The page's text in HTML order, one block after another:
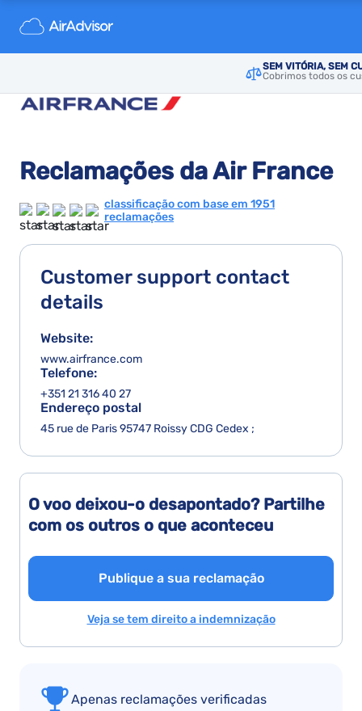
SEM VITÓRIA, SEM
Cobrimos todos os
Reclamações da Air France
classificação com base em 1951
reclamações
O voo deixou-o desapontado? Partilhe
com os outros o que aconteceu
Publique a sua reclamação
Veja se tem direito a indemnização
Customer support contact
details
Website:
www.airfrance.com
Telefone:
+351 21 316 40 27
Endereço postal
45 rue de Paris 95747 Roissy CDG Cedex ;
Apenas reclamações verificadas